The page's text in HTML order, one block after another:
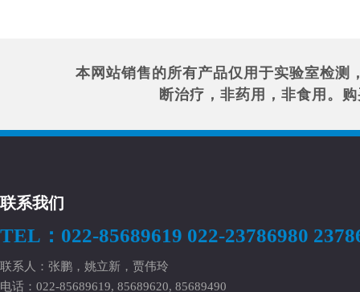
本网站销售的所有产品仅用于实验室检测
断治疗，非药用，非食用。
联系我们
TEL：022-85689619 022-23786980
联系人：张鹏，姚立新，贾伟玲
电话：022-85689619, 85689620, 85689490